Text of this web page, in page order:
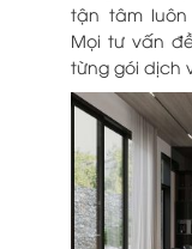
tận tâm luôn
Mọi tư vấn
từng gói dịch